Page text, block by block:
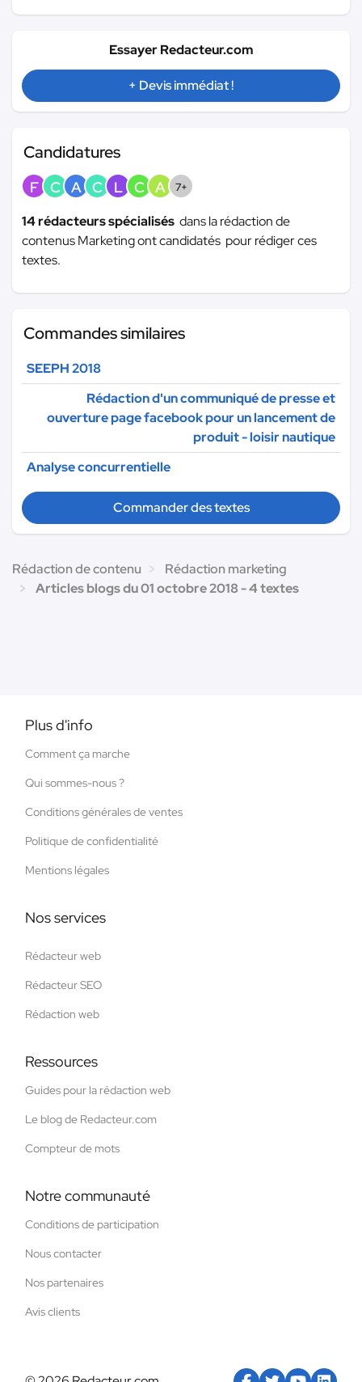
Essayer Redacteur.com
+ Devis immédiat !
Candidatures
F C A C L C A 7+
14 rédacteurs spécialisés dans la rédaction de
contenus Marketing ont candidatés pour rédiger ces
textes.
Commandes similaires
SEEPH 2018
Rédaction d'un communiqué de presse et
ouverture page facebook pour un lancement de
produit - loisir nautique
Analyse concurrentielle
Commander des textes
Rédaction de contenu
Rédaction marketing
Articles blogs du 01 octobre 2018 - 4 textes
Plus d'info
Comment ça marche
Qui sommes-nous ?
Conditions générales de ventes
Politique de confidentialité
Mentions légales
Nos services
Rédacteur web
Rédacteur SEO
Rédaction web
Ressources
Guides pour la rédaction web
Le blog de Redacteur.com
Compteur de mots
Notre communauté
Conditions de participation
Nous contacter
Nos partenaires
Avis clients